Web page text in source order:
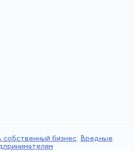
собственный бизнес. Вредные